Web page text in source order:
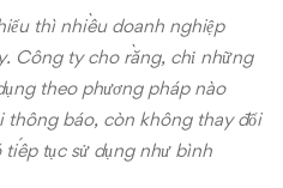
thì nhiều doanh nghiệp
Công ty cho rằng, chỉ những
theo phương pháp nào
thông báo, còn không thay đổi
tục sử dụng như bình